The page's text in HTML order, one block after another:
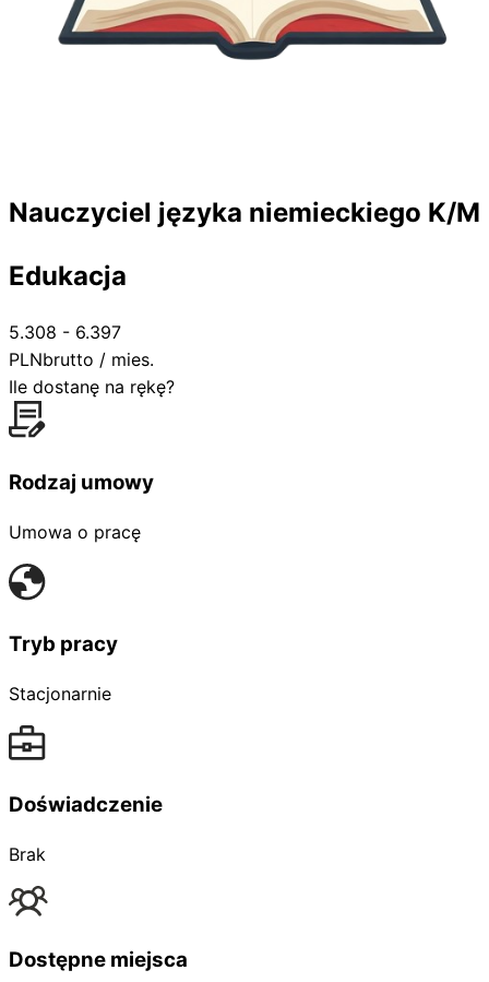
Nauczyciel języka niemieckiego K/M
Edukacja
5.308 - 6.397
PLNbrutto / mies.
Ile dostanę na rękę?
Rodzaj umowy
Umowa o pracę
Tryb pracy
Stacjonarnie
Doświadczenie
Brak
Dostępne miejsca